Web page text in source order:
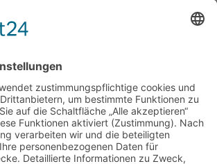
und darin
bleiben
Sie Ihr Haus oder Ihre
und bleiben Sie